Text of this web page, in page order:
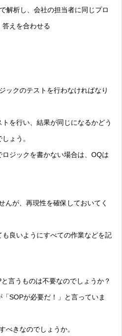
解析し、会社の担当者に同じプロ
答えを合わせる
ックのテストを行わなければなり
を行い、結果が同じになるかどう
ょう。
ジックを書かない場合は、OQは
んが、再現性を確保しておいてく
良いようにすべての作業などを記
と言うものは不要なのでしょうか？
SOPが必要だ！」と言っていま
べきなのでしょうか。